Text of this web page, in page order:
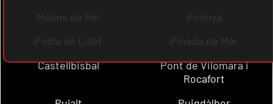
Molins de Rei
Polinyà
Pobla de Lillet
Pineda de Mar
Castellbisbal
Pont de Vilomara i
Rocafort